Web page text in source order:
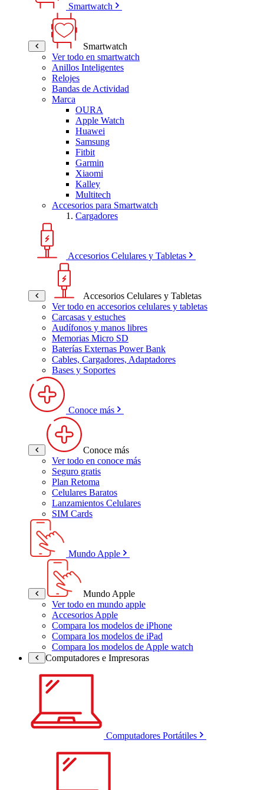
Smartwatch
Smartwatch
Ver todo en smartwatch
Anillos Inteligentes
Relojes
Bandas de Actividad
Marca
OURA
Apple Watch
Huawei
Samsung
Fitbit
Garmin
Xiaomi
Kalley
Multitech
Accesorios para Smartwatch
Cargadores
Accesorios Celulares y Tabletas
Accesorios Celulares y Tabletas
Ver todo en accesorios celulares y tabletas
Carcasas y estuches
Audífonos y manos libres
Memorias Micro SD
Baterías Externas Power Bank
Cables, Cargadores, Adaptadores
Bases y Soportes
Conoce más
Conoce más
Ver todo en conoce más
Seguro gratis
Plan Retoma
Celulares Baratos
Lanzamientos Celulares
SIM Cards
Mundo Apple
Mundo Apple
Ver todo en mundo apple
Accesorios Apple
Compara los modelos de iPhone
Compara los modelos de iPad
Compara los modelos de Apple watch
Computadores e Impresoras
Computadores Portátiles